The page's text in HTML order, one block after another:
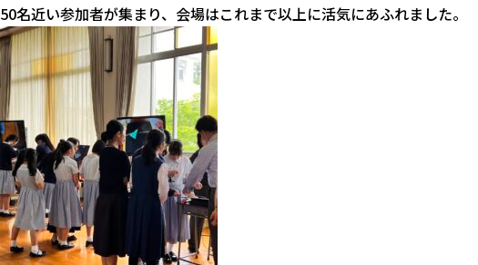
50名近い参加者が集まり、会場はこれまで以上に活気にあふれました。